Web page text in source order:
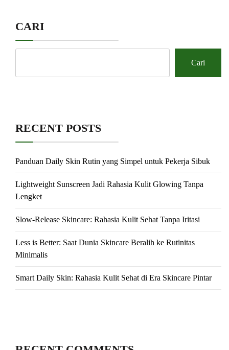
CARI
Cari
RECENT POSTS
Panduan Daily Skin Rutin yang Simpel untuk Pekerja Sibuk
Lightweight Sunscreen Jadi Rahasia Kulit Glowing Tanpa
Lengket
Slow-Release Skincare: Rahasia Kulit Sehat Tanpa Iritasi
Less is Better: Saat Dunia Skincare Beralih ke Rutinitas
Minimalis
Smart Daily Skin: Rahasia Kulit Sehat di Era Skincare Pintar